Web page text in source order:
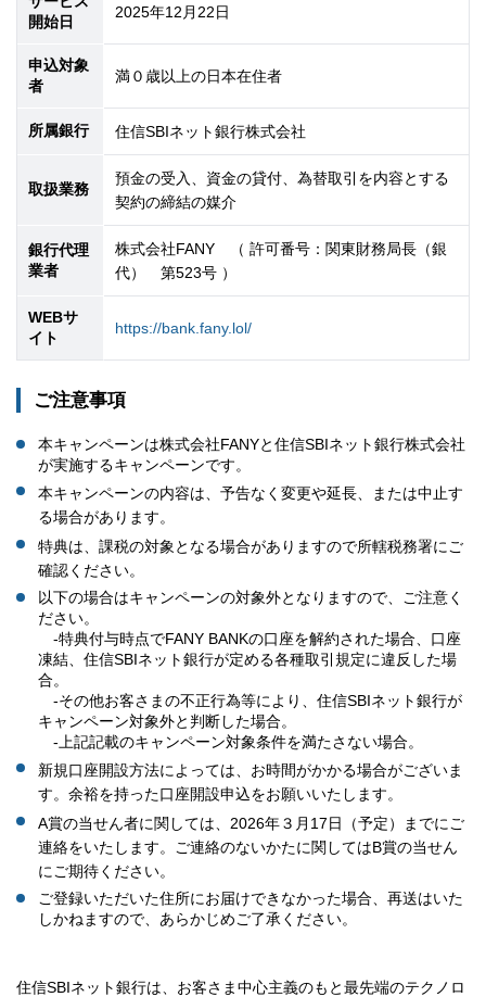
開始日
2025年12月22日
申込対象
者
満０歳以上の日本在住者
所属銀行 住信SBIネット銀行株式会社
取扱業務
預金の受入、資金の貸付、為替取引を内容とする
契約の締結の媒介
銀行代理
業者
株式会社FANY （ 許可番号：関東財務局長（銀
代） 第523号 ）
WEBサ
イト
https://bank.fany.lol/
ご注意事項
本キャンペーンは株式会社FANYと住信SBIネット銀行株式会社
が実施するキャンペーンです。
本キャンペーンの内容は、予告なく変更や延長、または中止す
る場合があります。
特典は、課税の対象となる場合がありますので所轄税務署にご
確認ください。
以下の場合はキャンペーンの対象外となりますので、ご注意く
ださい。
-特典付与時点でFANY BANKの口座を解約された場合、口座
凍結、住信SBIネット銀行が定める各種取引規定に違反した場
合。
-その他お客さまの不正行為等により、住信SBIネット銀行が
キャンペーン対象外と判断した場合。
- 上記記載のキャンペーン対象条件を満たさない場合。
新規口座開設方法によっては、お時間がかかる場合がございま
す。余裕を持った口座開設申込をお願いいたします。
A賞の当せん者に関しては、 2026年３月 17日（予定）までにご
連絡をいたします。ご連絡のないかたに関してはB賞の当せん
にご期待ください。
ご登録いただいた住所にお届けできなかった場合、再送はいた
しかねますので、あらかじめご了承ください。
住信SBIネット銀行は、お客さま中心主義のもと最先端のテクノロ